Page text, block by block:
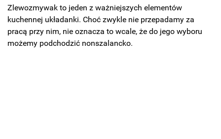
Zlewozmywak to jeden z ważniejszych elementów
kuchennej układanki. Choć zwykle nie przepadamy za
pracą przy nim, nie oznacza to wcale, że do jego wyboru
możemy podchodzić nonszalancko.